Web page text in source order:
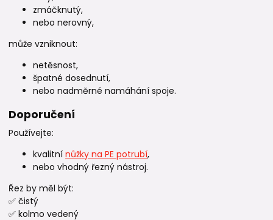
zmáčknutý,
nebo nerovný,
může vzniknout:
netěsnost,
špatné dosednutí,
nebo nadměrné namáhání spoje.
Doporučení
Používejte:
kvalitní nůžky na PE potrubí,
nebo vhodný řezný nástroj.
Řez by měl být:
✅ čistý
✅ kolmo vedený